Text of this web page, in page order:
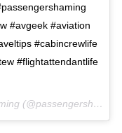
#avgeek #aviation
#cabincrewlife
#flightattendantlife
Una foto publicada por Passenger Shaming (@passengershaming) el